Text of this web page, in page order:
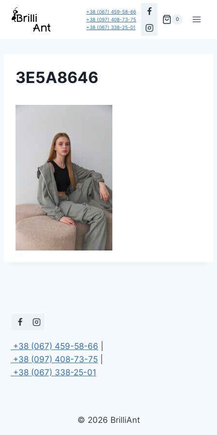
Перейти
+38 (067) 459-58-66
+38 (097) 408-73-75
+38 (067) 338-25-01
0
3E5A8646
+38 (067) 459-58-66
+38 (097) 408-73-75
+38 (067) 338-25-01
© 2026 BrilliAnt